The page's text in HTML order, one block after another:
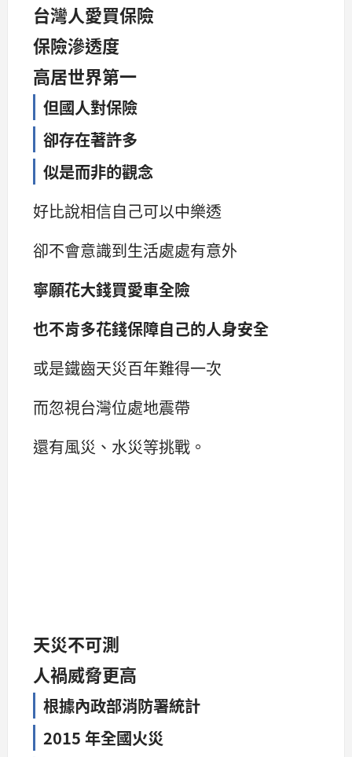
台灣人愛買保險
保險滲透度
高居世界第一
但國人對保險
卻存在著許多
似是而非的觀念
好比說相信自己可以中樂透
卻不會意識到生活處處有意外
寧願花大錢買愛車全險
也不肯多花錢保障自己的人身安全
或是鐵齒天災百年難得一次
而忽視台灣位處地震帶
還有風災、水災等挑戰。
天災不可測
人禍威脅更高
根據內政部消防署統計
2015 年全國火災